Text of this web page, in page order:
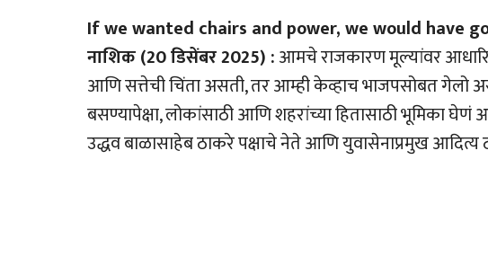
If we wanted chairs and power, we would have
नाशिक (20 डिसेंबर 2025) :आमचे राजकारण मूल्यांवर
आणि सत्तेची चिंता असती, तर आम्ही केव्हाच भाजपसोबत
बसण्यापेक्षा, लोकांसाठी आणि शहरांच्या हितासाठी भूमिका
उद्धव बाळासाहेब ठाकरे पक्षाचे नेते आणि युवासेनाप्रमुख आदित्य